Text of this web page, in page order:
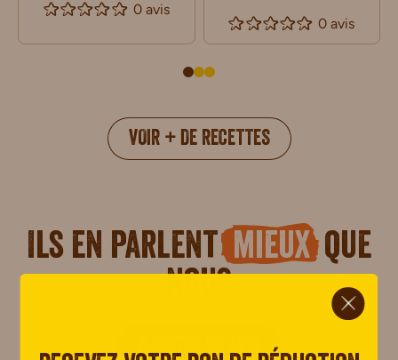
0 avis
0 avis
VOIR + DE RECETTES
Ils en parlent mieuxque
nous